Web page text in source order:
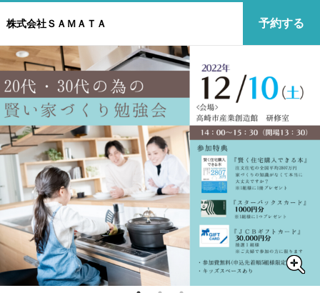
株式会社ＳＡＭＡＴＡ 予約する